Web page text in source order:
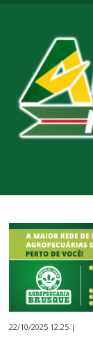
22/10/2025 12:25 |